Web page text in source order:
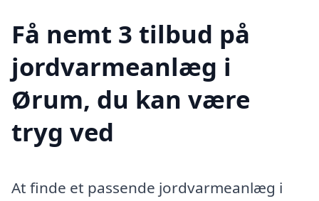
Få nemt 3 tilbud på
jordvarmeanlæg i
Ørum, du kan være
tryg ved
At finde et passende jordvarmeanlæg i